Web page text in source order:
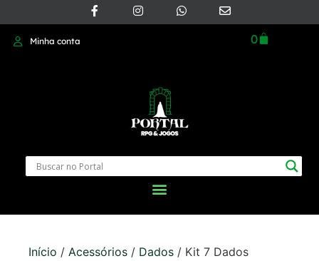
Minha conta 0
Início / Acessórios / Dados / Kit 7 Dados